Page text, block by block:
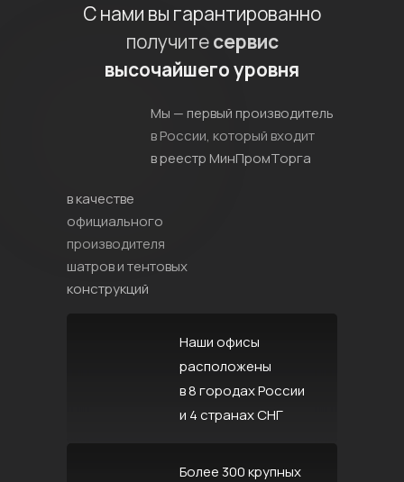
С нами вы гарантированно
получитесервис
высочайшего уровня
Мы — первый производитель
в России, который входит
в реестр МинПромТорга
в качестве
официального
производителя
шатров и тентовых
конструкций
Наши офисы
расположены
в 8 городах России
и 4 странах СНГ
Более 300 крупных